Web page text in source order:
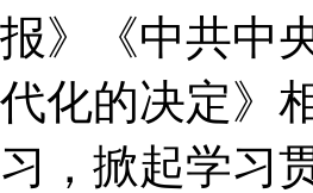
报》《中共中
代化的决定》
习，掀起学习